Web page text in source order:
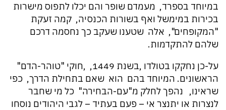
במיוחד בספרד, מעמדם שופר והם יכלו לתפוס מישרות
בכירות במימשל ואף בשורות הכנסיה, קמה זעקת
"המקופחים", אלה שטענו שעקב כך נחסמה דרכם
שלהם להתקדמות.
על-כן נחקקו בטולדו ,בשנת 1449, ,חוקי "טוהר-הדם"
הראשונים. המיוחד בהם הוא שאם בתחילת הדרך, כפי
שראינו, נהפך לחלק מ"עם-הבחירה" כל מי שחבר
לנצרות או יתנצר אי – פעם בעתיד – לגבי היהודים נוסחו